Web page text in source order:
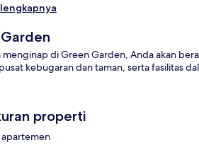
menginap di Green Garden, Anda akan
kebugaran dan taman, serta fasilitas
properti